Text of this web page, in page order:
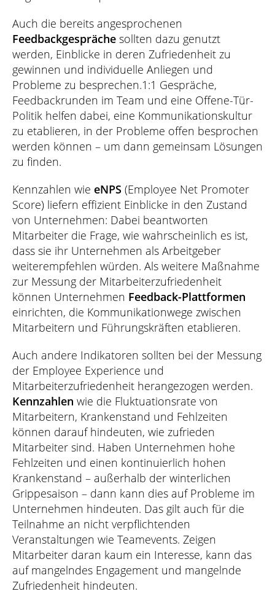
Auch die bereits angesprochenen
Feedbackgespräche sollten dazu genutzt
werden, Einblicke in deren Zufriedenheit zu
gewinnen und individuelle Anliegen und
Probleme zu besprechen.1:1 Gespräche,
Feedbackrunden im Team und eine Offene-Tür-
Politik helfen dabei, eine Kommunikationskultur
zu etablieren, in der Probleme offen besprochen
werden können – um dann gemeinsam Lösungen
zu finden.
Kennzahlen wie eNPS (Employee Net Promoter
Score) liefern effizient Einblicke in den Zustand
von Unternehmen: Dabei beantworten
Mitarbeiter die Frage, wie wahrscheinlich es ist,
dass sie ihr Unternehmen als Arbeitgeber
weiterempfehlen würden. Als weitere Maßnahme
zur Messung der Mitarbeiterzufriedenheit
können Unternehmen Feedback-Plattformen
einrichten, die Kommunikationwege zwischen
Mitarbeitern und Führungskräften etablieren.
Auch andere Indikatoren sollten bei der Messung
der Employee Experience und
Mitarbeiterzufriedenheit herangezogen werden.
Kennzahlen wie die Fluktuationsrate von
Mitarbeitern, Krankenstand und Fehlzeiten
können darauf hindeuten, wie zufrieden
Mitarbeiter sind. Haben Unternehmen hohe
Fehlzeiten und einen kontinuierlich hohen
Krankenstand – außerhalb der winterlichen
Grippesaison – dann kann dies auf Probleme im
Unternehmen hindeuten. Das gilt auch für die
Teilnahme an nicht verpflichtenden
Veranstaltungen wie Teamevents. Zeigen
Mitarbeiter daran kaum ein Interesse, kann das
auf mangelndes Engagement und mangelnde
Zufriedenheit hindeuten.